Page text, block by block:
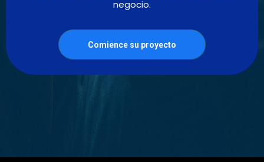
negocio.
Comience su proyecto